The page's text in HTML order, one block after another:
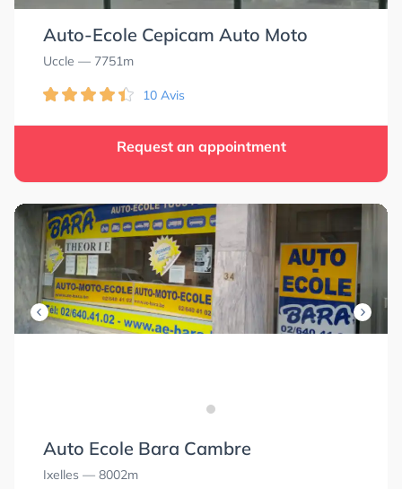
Auto-Ecole Cepicam Auto Moto
Uccle — 7751m
10 Avis
Request an appointment
Auto Ecole Bara Cambre
Ixelles — 8002m